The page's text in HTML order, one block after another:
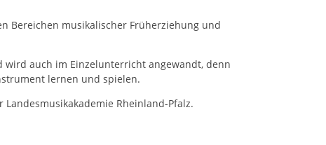
Bereichen musikalischer Früherziehung und
wird auch im Einzelunterricht angewandt, denn
lernen und spielen.
Rheinland-Pfalz.